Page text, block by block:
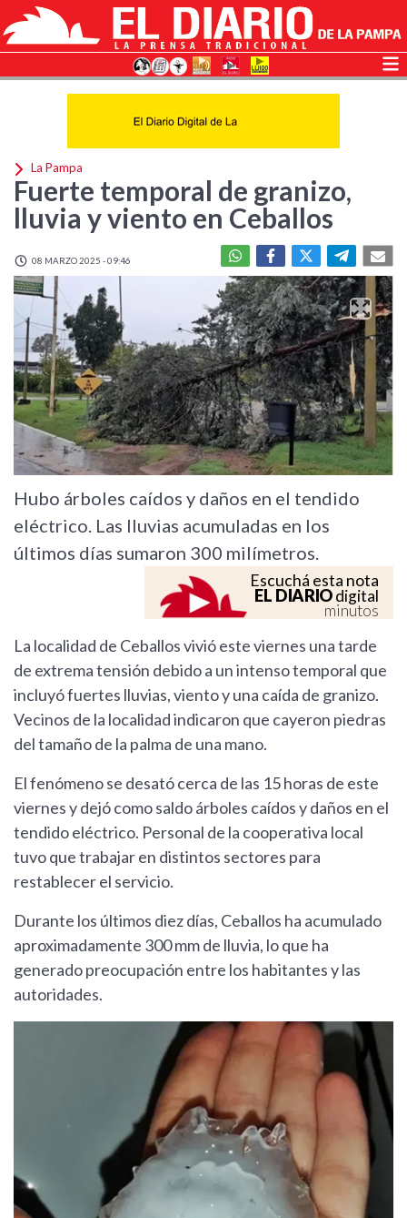
La Pampa
Fuerte temporal de granizo,
lluvia y viento en Ceballos
08 MARZO 2025 - 09:46
Hubo árboles caídos y daños en el tendido
eléctrico. Las lluvias acumuladas en los
últimos días sumaron 300 milímetros.
Escuchá esta nota
EL DIARIOdigital
minutos
La localidad de Ceballos vivió este viernes una tarde
de extrema tensión debido a un intenso temporal que
incluyó fuertes lluvias, viento y una caída de granizo.
Vecinos de la localidad indicaron que cayeron piedras
del tamaño de la palma de una mano.
El fenómeno se desató cerca de las 15 horas de este
viernes y dejó como saldo árboles caídos y daños en el
tendido eléctrico. Personal de la cooperativa local
tuvo que trabajar en distintos sectores para
restablecer el servicio.
Durante los últimos diez días, Ceballos ha acumulado
aproximadamente 300 mm de lluvia, lo que ha
generado preocupación entre los habitantes y las
autoridades.